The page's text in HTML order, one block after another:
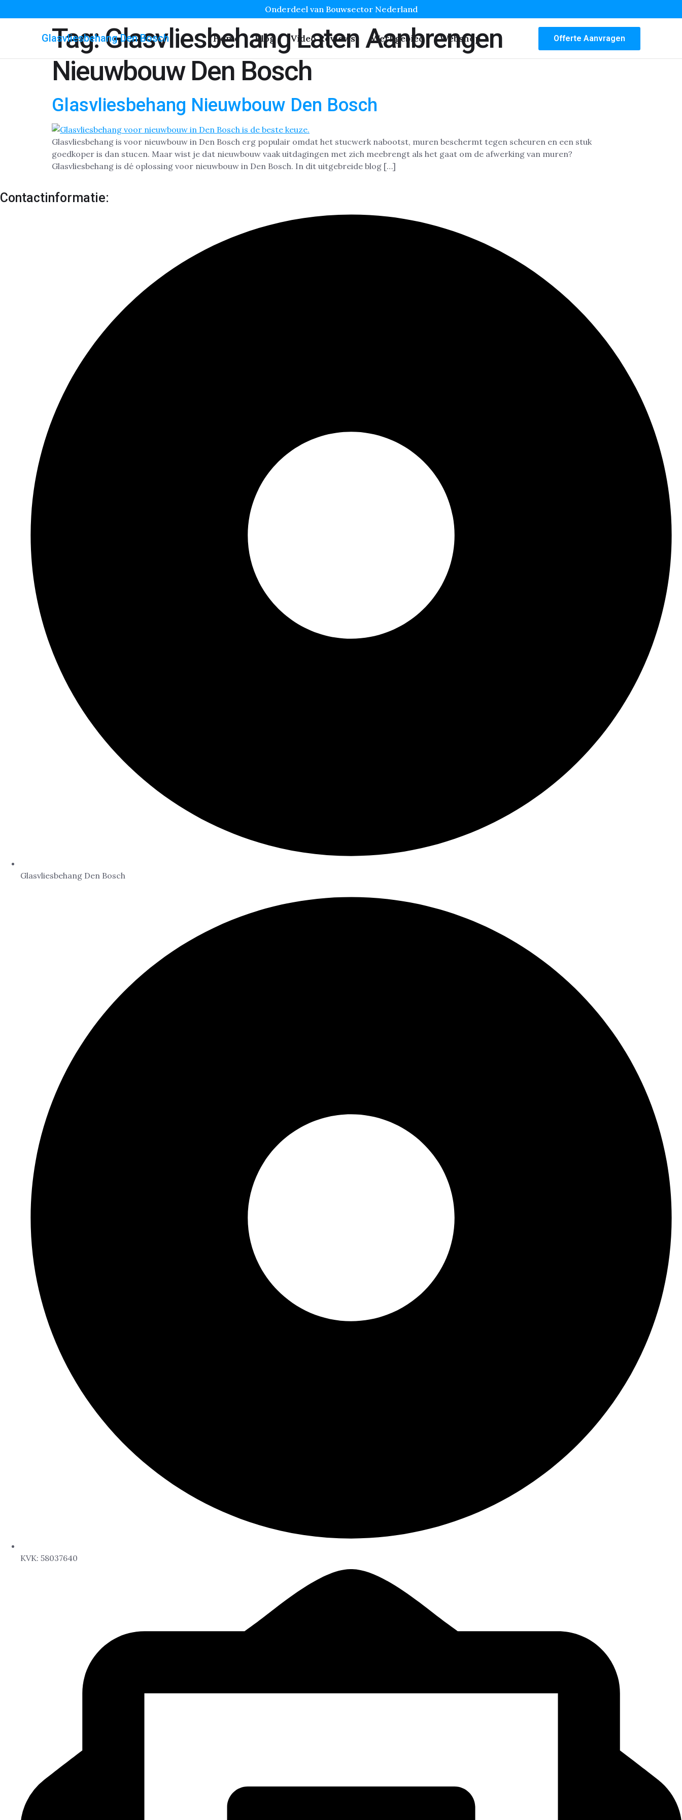
Onderdeel van Bouwsector Nederland
Glasvliesbehang Den Bosch Home Blog Video Reviews Werkgebied Webshop Offerte Aanvragen
Tag:Glasvliesbehang Laten Aanbrengen
Nieuwbouw Den Bosch
Glasvliesbehang Nieuwbouw Den Bosch
Glasvliesbehang is voor nieuwbouw in Den Bosch erg populair omdat het stucwerk nabootst, muren beschermt tegen scheuren en een stuk
goedkoper is dan stucen. Maar wist je dat nieuwbouw vaak uitdagingen met zich meebrengt als het gaat om de afwerking van muren?
Glasvliesbehang is dé oplossing voor nieuwbouw in Den Bosch. In dit uitgebreide blog […]
Contactinformatie:
Glasvliesbehang Den Bosch
KVK: 58037640